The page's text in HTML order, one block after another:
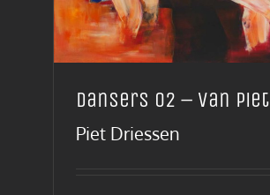
Dansers 02 – van Piet
Piet Driessen